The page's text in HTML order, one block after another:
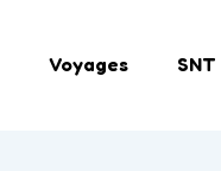
Voyages SNT